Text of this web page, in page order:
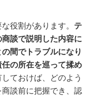
役割があります。 テ
談で説明した内容に
間でトラブルになり
の所在を巡って揉め
ておけば、どのよう
談前に把握でき、認